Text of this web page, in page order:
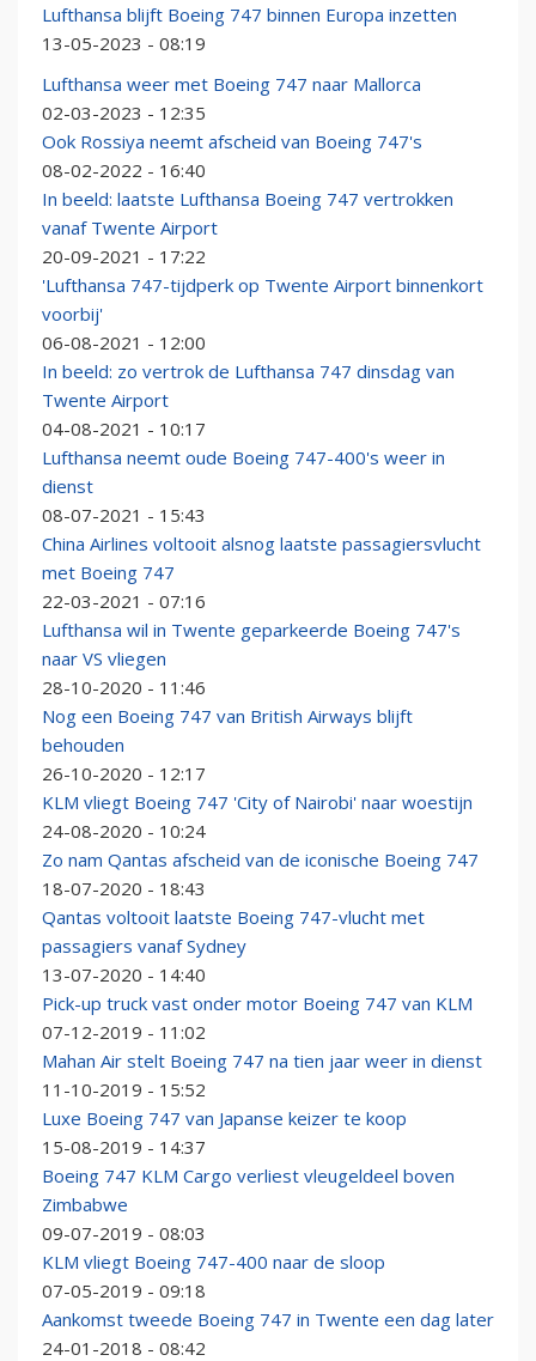
Lufthansa blijft Boeing 747 binnen Europa inzetten
13-05-2023 - 08:19
Lufthansa weer met Boeing 747 naar Mallorca
02-03-2023 - 12:35
Ook Rossiya neemt afscheid van Boeing 747's
08-02-2022 - 16:40
In beeld: laatste Lufthansa Boeing 747 vertrokken
vanaf Twente Airport
20-09-2021 - 17:22
'Lufthansa 747-tijdperk op Twente Airport binnenkort
voorbij'
06-08-2021 - 12:00
In beeld: zo vertrok de Lufthansa 747 dinsdag van
Twente Airport
04-08-2021 - 10:17
Lufthansa neemt oude Boeing 747-400's weer in
dienst
08-07-2021 - 15:43
China Airlines voltooit alsnog laatste passagiersvlucht
met Boeing 747
22-03-2021 - 07:16
Lufthansa wil in Twente geparkeerde Boeing 747's
naar VS vliegen
28-10-2020 - 11:46
Nog een Boeing 747 van British Airways blijft
behouden
26-10-2020 - 12:17
KLM vliegt Boeing 747 'City of Nairobi' naar woestijn
24-08-2020 - 10:24
Zo nam Qantas afscheid van de iconische Boeing 747
18-07-2020 - 18:43
Qantas voltooit laatste Boeing 747-vlucht met
passagiers vanaf Sydney
13-07-2020 - 14:40
Pick-up truck vast onder motor Boeing 747 van KLM
07-12-2019 - 11:02
Mahan Air stelt Boeing 747 na tien jaar weer in dienst
11-10-2019 - 15:52
Luxe Boeing 747 van Japanse keizer te koop
15-08-2019 - 14:37
Boeing 747 KLM Cargo verliest vleugeldeel boven
Zimbabwe
09-07-2019 - 08:03
KLM vliegt Boeing 747-400 naar de sloop
07-05-2019 - 09:18
Aankomst tweede Boeing 747 in Twente een dag later
24-01-2018 - 08:42